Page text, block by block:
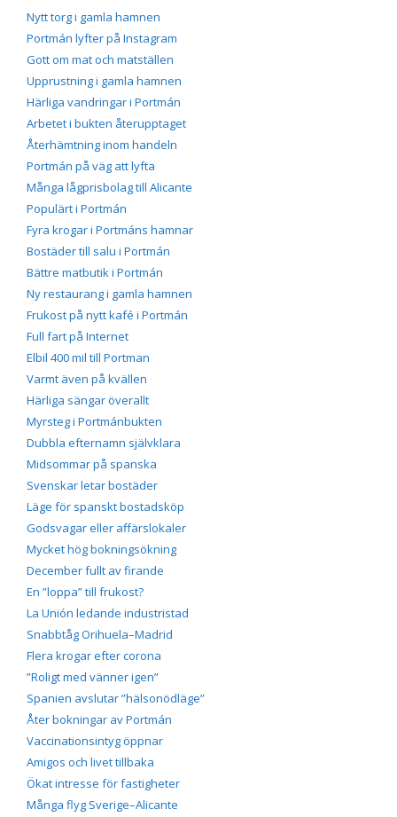
Nytt torg i gamla hamnen
Portmán lyfter på Instagram
Gott om mat och matställen
Upprustning i gamla hamnen
Härliga vandringar i Portmán
Arbetet i bukten återupptaget
Återhämtning inom handeln
Portmán på väg att lyfta
Många lågprisbolag till Alicante
Populärt i Portmán
Fyra krogar i Portmáns hamnar
Bostäder till salu i Portmán
Bättre matbutik i Portmán
Ny restaurang i gamla hamnen
Frukost på nytt kafé i Portmán
Full fart på Internet
Elbil 400 mil till Portman
Varmt även på kvällen
Härliga sängar överallt
Myrsteg i Portmánbukten
Dubbla efternamn självklara
Midsommar på spanska
Svenskar letar bostäder
Läge för spanskt bostadsköp
Godsvagar eller affärslokaler
Mycket hög bokningsökning
December fullt av firande
En ”loppa” till frukost?
La Unión ledande industristad
Snabbtåg Orihuela–Madrid
Flera krogar efter corona
”Roligt med vänner igen”
Spanien avslutar ”hälsonödläge”
Åter bokningar av Portmán
Vaccinationsintyg öppnar
Amigos och livet tillbaka
Ökat intresse för fastigheter
Många flyg Sverige–Alicante